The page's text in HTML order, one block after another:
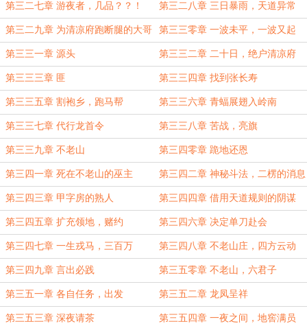
第三二七章 游夜者，几品？？！ 第三二八章 三日暴雨，天道异常
第三二九章 为清凉府跑断腿的大哥 第三三零章 一波未平，一波又起
第三三一章 源头 第三三二章 二十日，绝户清凉府
第三三三章 匪 第三三四章 找到张长寿
第三三五章 割袍乡，跑马帮 第三三六章 青蝠展翅入岭南
第三三七章 代行龙首令 第三三八章 苦战，亮旗
第三三九章 不老山 第三四零章 跪地还恩
第三四一章 死在不老山的巫主 第三四二章 神秘斗法，二楞的消息
第三四三章 甲字房的熟人 第三四四章 借用天道规则的阴谋
第三四五章 扩充领地，赌约 第三四六章 决定单刀赴会
第三四七章 一生戎马，三百万 第三四八章 不老山庄，四方云动
第三四九章 言出必践 第三五零章 不老山，六君子
第三五一章 各自任务，出发 第三五二章 龙凤呈祥
第三五三章 深夜请茶 第三五四章 一夜之间，地窖满员